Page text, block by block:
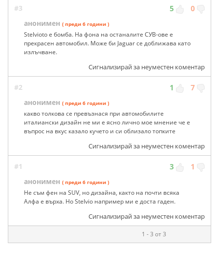
#3 5 0
анонимен ( преди 6 години )
Stelvioto e бомба. На фона на останалите СУВ-ове е
прекрасен автомобил. Може би Jaguar се доближава като
излъчване.
Сигнализирай за неуместен коментар
#2 1 7
анонимен ( преди 6 години )
какво толкова се превъзнася при автомобилите
италиански дизайн не ми е ясно лично мое мнение че е
въпрос на вкус казало кучето и си облизало топките
Сигнализирай за неуместен коментар
#1 3 1
анонимен ( преди 6 години )
Не съм фен на SUV, но дизайна, както на почти всяка
Алфа е върха. Но Stelvio например ми е доста гаден.
Сигнализирай за неуместен коментар
1 - 3 от 3